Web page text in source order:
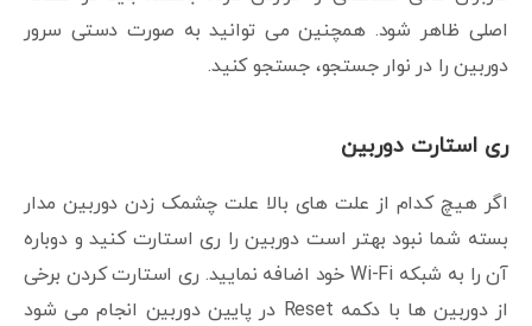
اصلی ظاهر شود. همچنین می توانید به صورت دستی سرور
دوربین را در نوار جستجو، جستجو کنید.
ری استارت دوربین
اگر هیچ کدام از علت های بالا علت چشمک زدن دوربین مدار
بسته شما نبود بهتر است دوربین را ری استارت کنید و دوباره
آن را به شبکه Wi-Fi خود اضافه نمایید. ری استارت کردن برخی
از دوربین ها با دکمه Reset در پایین دوربین انجام می شود